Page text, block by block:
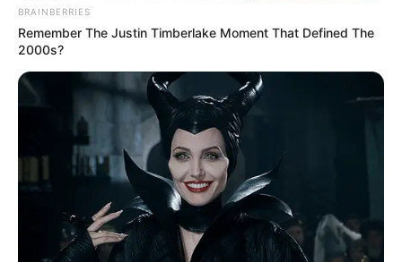
BRAINBERRIES
Remember The Justin Timberlake Moment That Defined The
2000s?